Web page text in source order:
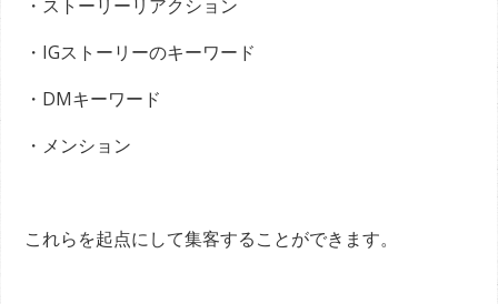
・ストーリーリアクション
・IGストーリーのキーワード
・DMキーワード
・メンション
これらを起点にして集客することができます。